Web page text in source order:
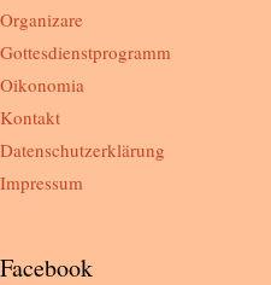
Organizare
Gottesdienstprogramm
Oikonomia
Kontakt
Datenschutzerklärung
Impressum
Facebook